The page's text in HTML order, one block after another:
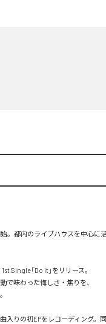
。都内のライブハウスを中心に
Single「Do it」をリリース。
で味わった悔しさ・焦りを、
入りの初EPをレコーディング。